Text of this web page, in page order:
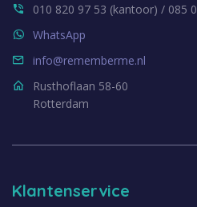
010 820 97 53 (kantoor) / 085
WhatsApp
info@rememberme.nl
Rusthoflaan 58-60
Rotterdam
Klantenservice